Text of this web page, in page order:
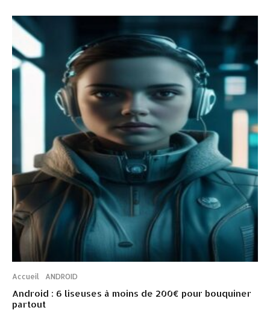
Accueil ANDROID
Android : 6 liseuses à moins de 200€ pour bouquiner
partout